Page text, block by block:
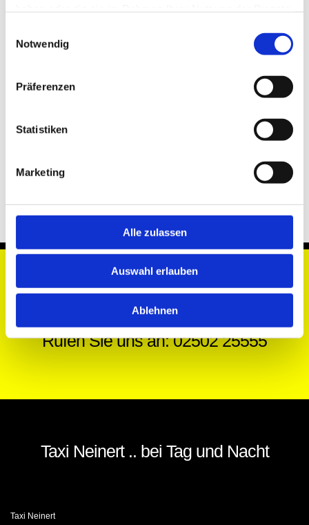
Notwendig
Präferenzen
Statistiken
Marketing
Alle zulassen
Auswahl erlauben
Ablehnen
Krankenfahrten
Krankenfahrten (sitzend)
Abrechnung der jeweiligen Krankenkassen
klappbar ist, Faltrollstuhl)
Dialyse Fahrten
HABEN SIE FRAGEN?
Rufen Sie uns an: 02502 25555
Taxi Neinert .. bei Tag und Nacht
Taxi Neinert